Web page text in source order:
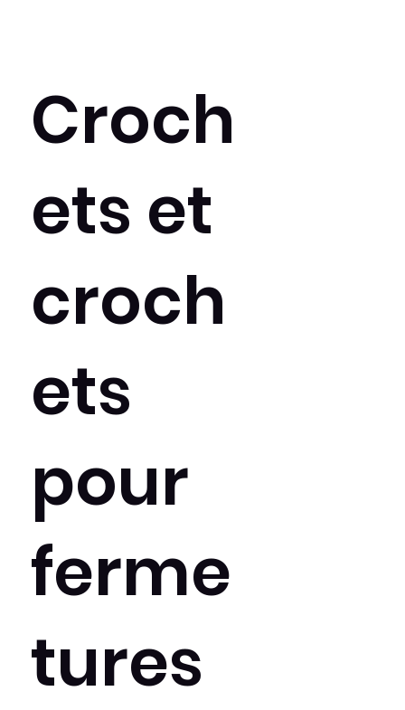
Croch
ets et
croch
ets
pour
ferme
tures